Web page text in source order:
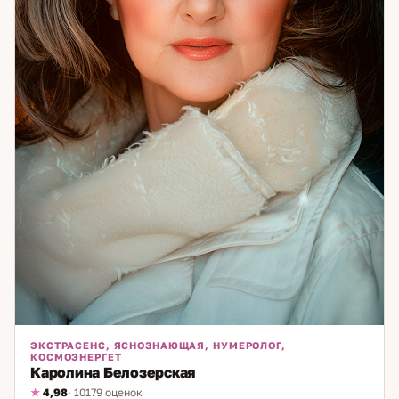
внутреннему равновесию и уверенности.
ЭКСТРАСЕНС, ЯСНОЗНАЮЩАЯ, НУМЕРОЛОГ,
КОСМОЭНЕРГЕТ
Каролина Белозерская
4,98· 10179 оценок